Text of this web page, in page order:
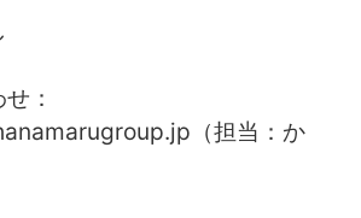
：
（担当：か